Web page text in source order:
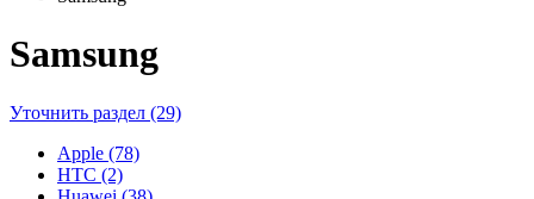
Samsung
Уточнить раздел (29)
Apple (78)
HTC (2)